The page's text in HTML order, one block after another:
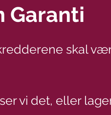
Garanti
skal
vi det, eller